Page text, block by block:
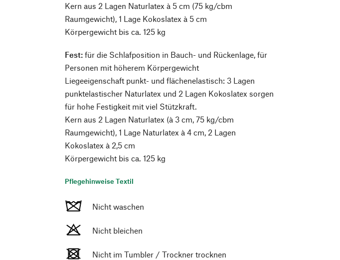
Kern aus 2 Lagen Naturlatex à 5 cm (75 kg/cbm
Raumgewicht), 1 Lage Kokoslatex à 5 cm
Körpergewicht bis ca. 125 kg
Fest:für die Schlafposition in Bauch- und Rückenlage, für
Personen mit höherem Körpergewicht
Liegeeigenschaft punkt- und flächenelastisch: 3 Lagen
punktelastischer Naturlatex und 2 Lagen Kokoslatex sorgen
für hohe Festigkeit mit viel Stützkraft.
Kern aus 2 Lagen Naturlatex (à 3 cm, 75 kg/cbm
Raumgewicht), 1 Lage Naturlatex à 4 cm, 2 Lagen
Kokoslatex à 2,5 cm
Körpergewicht bis ca. 125 kg
Pflegehinweise Textil
Nicht waschen
Nicht bleichen
Nicht im Tumbler / Trockner trocknen